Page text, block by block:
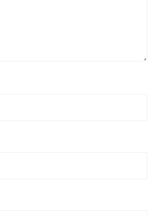
てや重要事項調査報告書におけ
いる中でどうやったら家賃が挙